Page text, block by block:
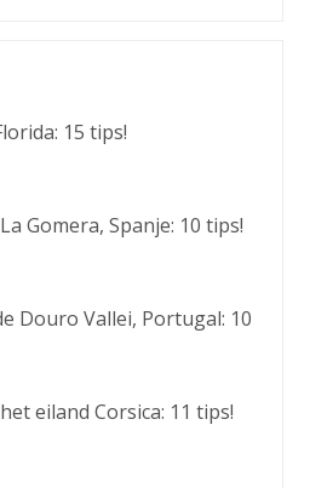
15 tips!
Gomera, Spanje: 10 tips!
Douro Vallei, Portugal: 10
eiland Corsica: 11 tips!